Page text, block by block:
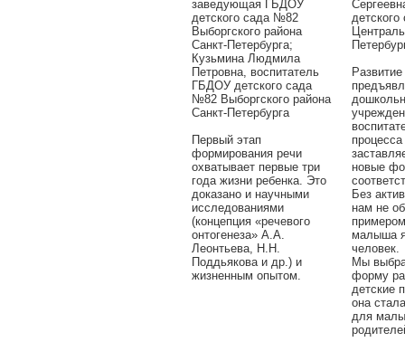
заведующая ГБДОУ
детского сада №82
Выборгского района
Санкт-Петербурга;
Кузьмина Людмила
Петровна, воспитатель
ГБДОУ детского сада
№82 Выборгского района
Санкт-Петербурга
Первый этап
формирования речи
охватывает первые три
года жизни ребенка. Это
доказано и научными
исследованиями
(концепция «речевого
онтогенеза» А.А.
Леонтьева, Н.Н.
Поддьякова и др.) и
жизненным опытом.
новые
Без
нам не
малыша
человек.
Мы
форму
детские
она
для